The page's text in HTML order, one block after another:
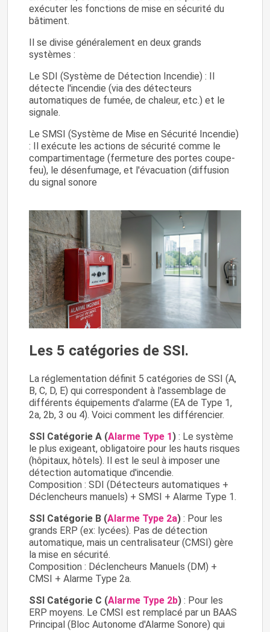
exécuter les fonctions de mise en sécurité du
bâtiment.
Il se divise généralement en deux grands
systèmes :
Le SDI (Système de Détection Incendie) : Il
détecte l'incendie (via des détecteurs
automatiques de fumée, de chaleur, etc.) et le
signale.
Le SMSI (Système de Mise en Sécurité Incendie)
: Il exécute les actions de sécurité comme le
compartimentage (fermeture des portes coupe-
feu), le désenfumage, et l'évacuation (diffusion
du signal sonore
Les 5 catégories de SSI.
La réglementation définit 5 catégories de SSI (A,
B, C, D, E) qui correspondent à l'assemblage de
différents équipements d'alarme (EA de Type 1,
2a, 2b, 3 ou 4). Voici comment les différencier.
SSI Catégorie A (Alarme Type 1) : Le système
le plus exigeant, obligatoire pour les hauts risques
(hôpitaux, hôtels). Il est le seul à imposer une
détection automatique d'incendie.
Composition : SDI (Détecteurs automatiques +
Déclencheurs manuels) + SMSI + Alarme Type 1.
SSI Catégorie B (Alarme Type 2a) : Pour les
grands ERP (ex: lycées). Pas de détection
automatique, mais un centralisateur (CMSI) gère
la mise en sécurité.
Composition : Déclencheurs Manuels (DM) +
CMSI + Alarme Type 2a.
SSI Catégorie C (Alarme Type 2b) : Pour les
ERP moyens. Le CMSI est remplacé par un BAAS
Principal (Bloc Autonome d'Alarme Sonore) qui